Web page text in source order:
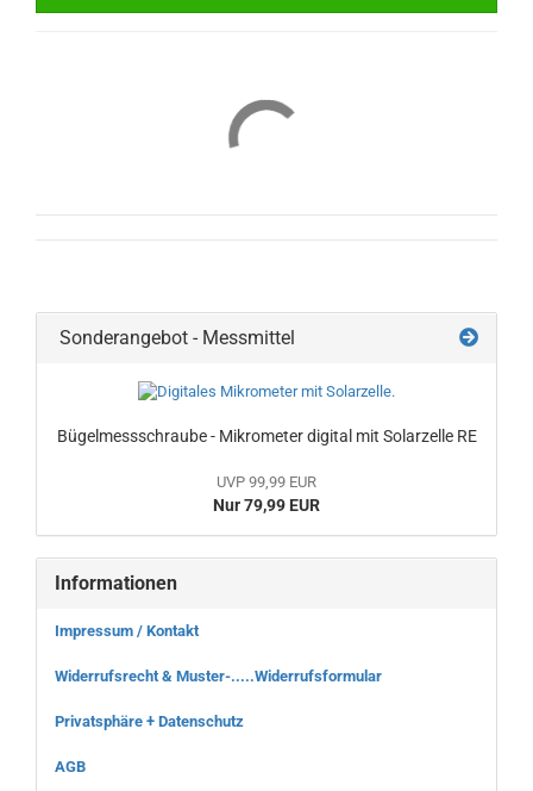
Sonderangebot - Messmittel
Bügelmessschraube - Mikrometer digital mit Solarzelle RE
UVP 99,99 EUR
Nur 79,99 EUR
Informationen
Impressum / Kontakt
Widerrufsrecht & Muster-.....Widerrufsformular
Privatsphäre + Datenschutz
AGB